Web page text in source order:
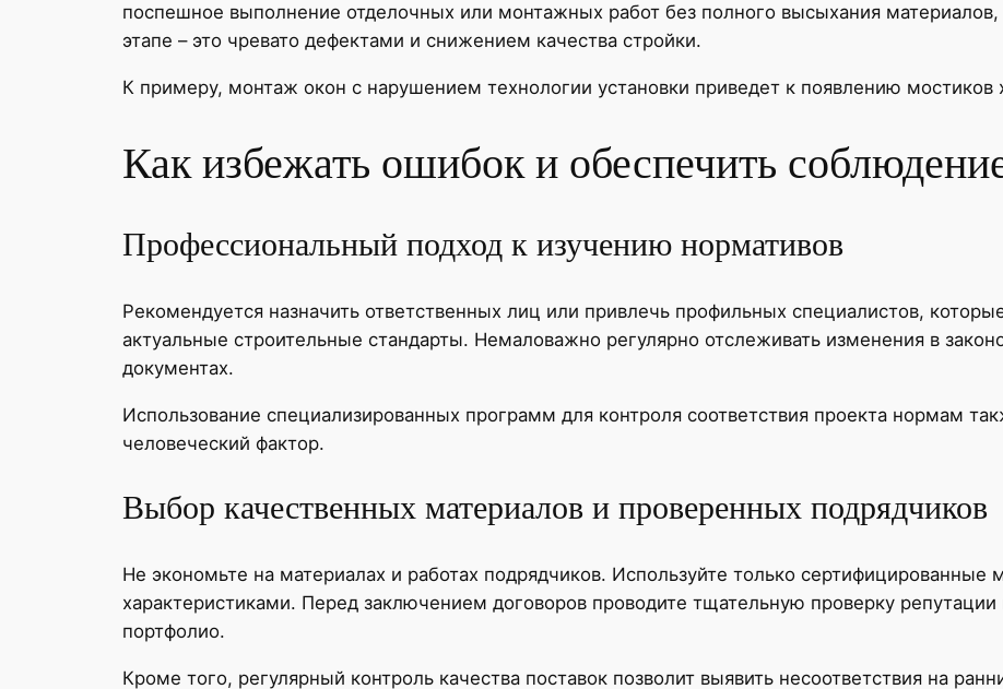
поспешное выполнение отделочных или монтажных работ без полного высыхания
этапе – это чревато дефектами и снижением качества стройки.
К примеру, монтаж окон с нарушением технологии установки приведет к появлению мостиков
Как избежать ошибок и обеспечить
Профессиональный подход к изучению нормативов
Рекомендуется назначить ответственных лиц или привлечь профильных специалистов,
актуальные строительные стандарты. Немаловажно регулярно отслеживать изменения в
документах.
Использование специализированных программ для контроля соответствия проекта нормам
человеческий фактор.
Выбор качественных материалов и проверенных подрядчиков
Не экономьте на материалах и работах подрядчиков. Используйте только
характеристиками. Перед заключением договоров проводите тщательную проверку
портфолио.
Кроме того, регулярный контроль качества поставок позволит выявить несоответствия на